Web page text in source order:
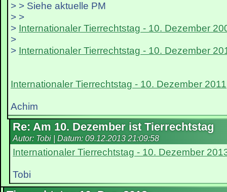
> > Siehe aktuelle PM
> >
> Internationaler Tierrechtstag - 10. Dezember
>
> Internationaler Tierrechtstag - 10. Dezember
Internationaler Tierrechtstag - 10. Dezember 2011
Achim
Re: Am 10. Dezember ist Tierrechtstag
Autor: Tobi | Datum: 09.12.2013 21:09:58
Internationaler Tierrechtstag - 10. Dezember
Tobi